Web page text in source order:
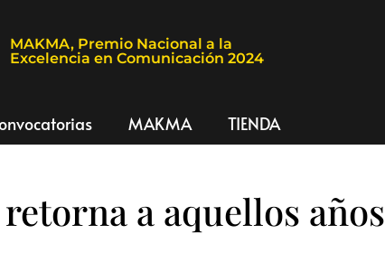
MAKMA, Premio Nacional a la
Excelencia en Comunicación 2024
MAKMA TIENDA
a aquellos años